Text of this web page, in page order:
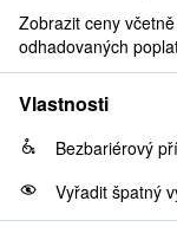
Zobrazit ceny včetně
odhadovaných
Vlastnosti
Bezbariérový
Vyřadit špatný